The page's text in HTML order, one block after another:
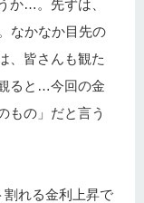
か…。先ずは、
なかなか目先の
、皆さんも観た
ると…今回の金
もの」だと言う
れる金利上昇で